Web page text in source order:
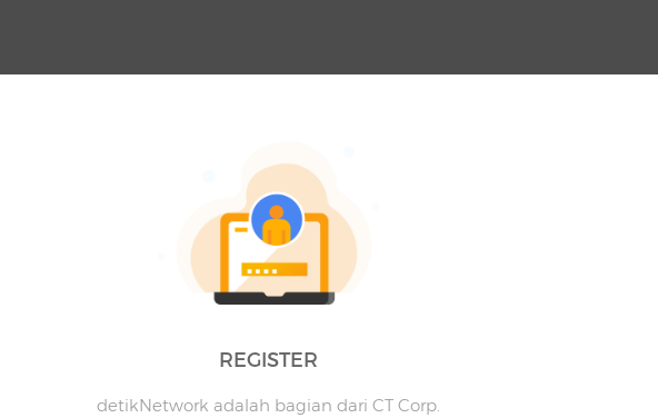
REGISTER
detikNetwork adalah bagian dari CT Corp.